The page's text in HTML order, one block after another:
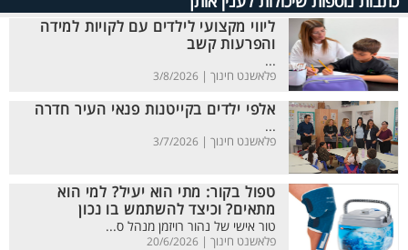
ליווי מקצועי לילדים עם לקויות למידה
והפרעות קשב
...
פלאשנט חינוך | 3/8/2026
אלפי ילדים בקייטנות פנאי העיר חדרה
...
פלאשנט חינוך | 3/7/2026
טפול בקור: מתי הוא יעיל? למי הוא
מתאים? וכיצד להשתמש בו נכון
טור אישי של נהור רויזמן מנהל ס...
פלאשנט חינוך | 20/6/2026